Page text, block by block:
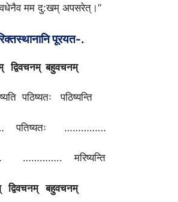
मम दु:खम् अपसरेत्।“
पूरयत-.
बहुवचनम्
पठिष्यतः पठिष्यन्ति
पतिष्यतः ……………
………….. मरिष्यन्ति
बहुवचनम्